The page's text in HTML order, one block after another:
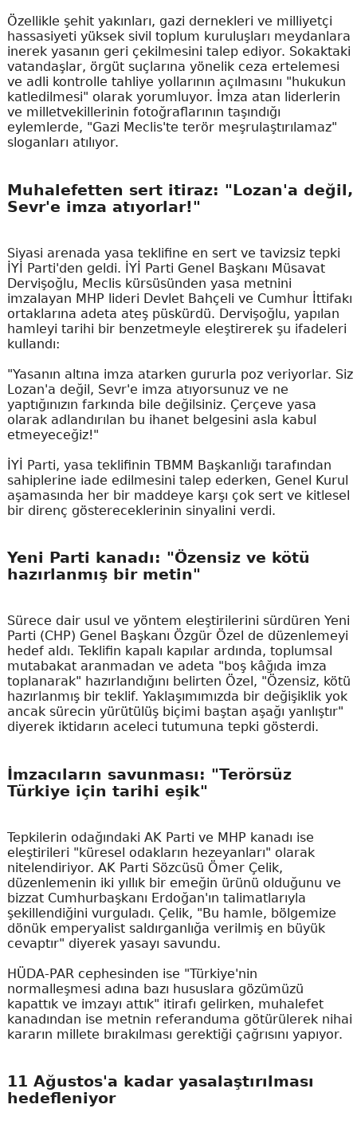
Özellikle şehit yakınları, gazi dernekleri ve milliyetçi
hassasiyeti yüksek sivil toplum kuruluşları meydanlara
inerek yasanın geri çekilmesini talep ediyor. Sokaktaki
vatandaşlar, örgüt suçlarına yönelik ceza ertelemesi
ve adli kontrolle tahliye yollarının açılmasını "hukukun
katledilmesi" olarak yorumluyor. İmza atan liderlerin
ve milletvekillerinin fotoğraflarının taşındığı
eylemlerde, "Gazi Meclis'te terör meşrulaştırılamaz"
sloganları atılıyor.
Muhalefetten sert itiraz: "Lozan'a değil,
Sevr'e imza atıyorlar!"
Siyasi arenada yasa teklifine en sert ve tavizsiz tepki
İYİ Parti'den geldi. İYİ Parti Genel Başkanı Müsavat
Dervişoğlu, Meclis kürsüsünden yasa metnini
imzalayan MHP lideri Devlet Bahçeli ve Cumhur İttifakı
ortaklarına adeta ateş püskürdü. Dervişoğlu, yapılan
hamleyi tarihi bir benzetmeyle eleştirerek şu ifadeleri
kullandı:
"Yasanın altına imza atarken gururla poz veriyorlar. Siz
Lozan'a değil, Sevr'e imza atıyorsunuz ve ne
yaptığınızın farkında bile değilsiniz. Çerçeve yasa
olarak adlandırılan bu ihanet belgesini asla kabul
etmeyeceğiz!"
İYİ Parti, yasa teklifinin TBMM Başkanlığı tarafından
sahiplerine iade edilmesini talep ederken, Genel Kurul
aşamasında her bir maddeye karşı çok sert ve kitlesel
bir direnç göstereceklerinin sinyalini verdi.
Yeni Parti kanadı: "Özensiz ve kötü
hazırlanmış bir metin"
Sürece dair usul ve yöntem eleştirilerini sürdüren Yeni
Parti (CHP) Genel Başkanı Özgür Özel de düzenlemeyi
hedef aldı. Teklifin kapalı kapılar ardında, toplumsal
mutabakat aranmadan ve adeta "boş kâğıda imza
toplanarak" hazırlandığını belirten Özel, "Özensiz, kötü
hazırlanmış bir teklif. Yaklaşımımızda bir değişiklik yok
ancak sürecin yürütülüş biçimi baştan aşağı yanlıştır"
diyerek iktidarın aceleci tutumuna tepki gösterdi.
İmzacıların savunması: "Terörsüz
Türkiye için tarihi eşik"
Tepkilerin odağındaki AK Parti ve MHP kanadı ise
eleştirileri "küresel odakların hezeyanları" olarak
nitelendiriyor. AK Parti Sözcüsü Ömer Çelik,
düzenlemenin iki yıllık bir emeğin ürünü olduğunu ve
bizzat Cumhurbaşkanı Erdoğan'ın talimatlarıyla
şekillendiğini vurguladı. Çelik, "Bu hamle, bölgemize
dönük emperyalist saldırganlığa verilmiş en büyük
cevaptır" diyerek yasayı savundu.
HÜDA-PAR cephesinden ise "Türkiye'nin
normalleşmesi adına bazı hususlara gözümüzü
kapattık ve imzayı attık" itirafı gelirken, muhalefet
kanadından ise metnin referanduma götürülerek nihai
kararın millete bırakılması gerektiği çağrısını yapıyor.
11 Ağustos'a kadar yasalaştırılması
hedefleniyor